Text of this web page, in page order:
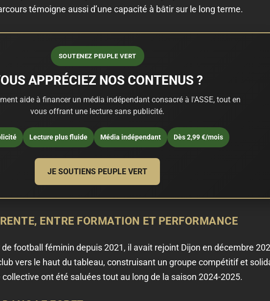
témoigne aussi d’une capacité à bâtir sur le long terme.
SOUTENEZ PEUPLE VERT
APPRÉCIEZ NOS CONTENUS ?
aide à financer un média indépendant consacré à l'ASSE, tout en
vous offrant une lecture sans publicité.
Lecture plus fluide Média indépendant Dès 2,99 €/mois
JE SOUTIENS PEUPLE VERT
ENTRE FORMATION ET PERFORMANCE
football féminin depuis 2021, il avait rejoint Dijon en décembre
vers le haut du tableau, construisant un groupe compétitif et
ont été saluées tout au long de la saison 2024-2025.